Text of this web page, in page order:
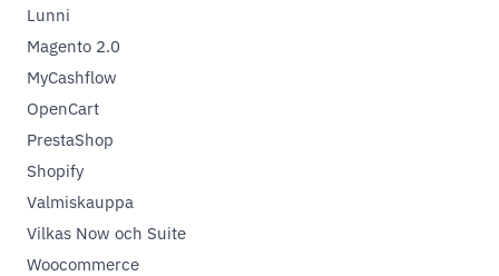
Lunni
Magento 2.0
MyCashflow
OpenCart
PrestaShop
Shopify
Valmiskauppa
Vilkas Now och Suite
Woocommerce